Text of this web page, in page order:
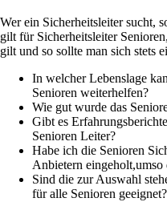
Wer ein Sicherheitsleiter sucht,
gilt für Sicherheitsleiter
gilt und so sollte man sich stets
In welcher Lebenslage
Senioren weiterhelfen?
Wie gut wurde das
Gibt es
Senioren Leiter?
Habe ich die Senioren
Anbietern eingeholt,umso
Sind die zur Auswahl
für alle Senioren geeignet?